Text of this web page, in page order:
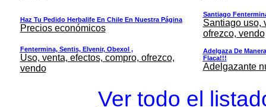
Haz Tu Pedido Herbalife En Chile En Nuestra Página
Precios económicos
Santiago
Santiago uso,
ofrezco, vendo
Fentermina, Sentis, Elvenir, Obexol ,
Uso, venta, efectos, compro, ofrezco,
vendo
Adelgaza De
Flaca!!!
Adelgazante
Ver todo el